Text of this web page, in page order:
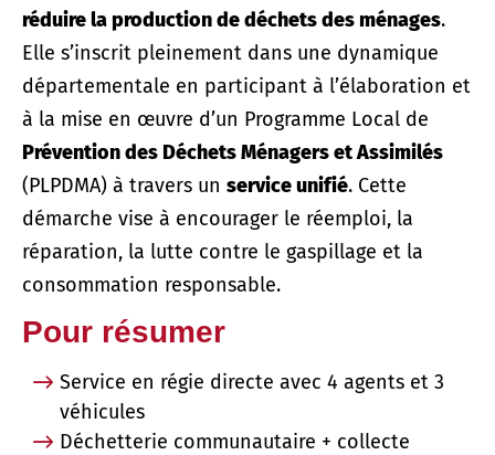
réduire la production de déchets des ménages.
Elle s’inscrit pleinement dans une dynamique
départementale en participant à l’élaboration et
à la mise en œuvre d’un Programme Local de
Prévention des Déchets Ménagers et Assimilés
(PLPDMA) à travers un service unifié. Cette
démarche vise à encourager le réemploi, la
réparation, la lutte contre le gaspillage et la
consommation responsable.
Pour résumer
Service en régie directe avec 4 agents et 3
véhicules
Déchetterie communautaire + collecte